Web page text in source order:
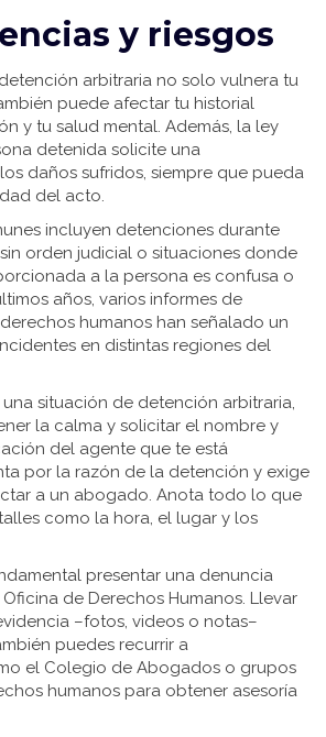
y riesgos
arbitraria no solo vulnera tu
puede afectar tu historial
y tu salud mental. Además, la ley
detenida solicite una
daños sufridos, siempre que pueda
del acto.
incluyen detenciones durante
orden judicial o situaciones donde
a la persona es confusa o
años, varios informes de
humanos han señalado un
en distintas regiones del
situación de detención arbitraria,
la calma y solicitar el nombre y
del agente que te está
por la razón de la detención y exige
a un abogado. Anota todo lo que
como la hora, el lugar y los
presentar una denuncia
de Derechos Humanos. Llevar
–fotos, videos o notas–
puedes recurrir a
el Colegio de Abogados o grupos
humanos para obtener asesoría